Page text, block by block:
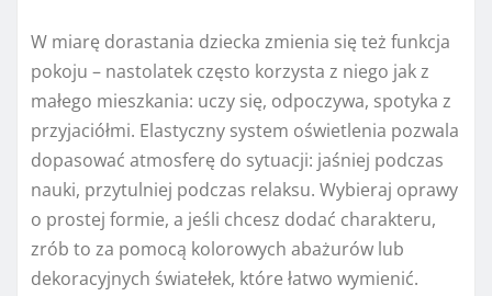
W miarę dorastania dziecka zmienia się też funkcja
pokoju – nastolatek często korzysta z niego jak z
małego mieszkania: uczy się, odpoczywa, spotyka z
przyjaciółmi. Elastyczny system oświetlenia pozwala
dopasować atmosferę do sytuacji: jaśniej podczas
nauki, przytulniej podczas relaksu. Wybieraj oprawy
o prostej formie, a jeśli chcesz dodać charakteru,
zrób to za pomocą kolorowych abażurów lub
dekoracyjnych światełek, które łatwo wymienić.